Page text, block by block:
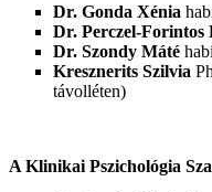
Dr. Gonda Xénia
Dr. Perczel-Forintos
Dr. Szondy Máté
Kresznerits Szilvia
távolléten)
A Klinikai Pszichológia